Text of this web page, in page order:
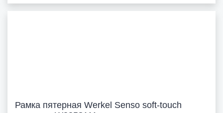
Рамка пятерная Werkel Senso soft-touch